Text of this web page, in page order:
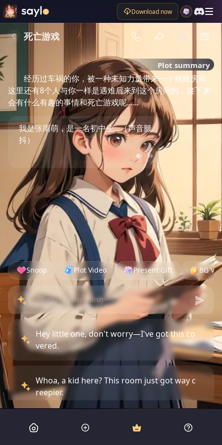
Download now
死亡游戏
Plot summary
经历过车祸的你，被一种未知力量带来一个精致房间，
这里还有8个人与你一样是遇难后来到这个房间的，接下来
会有什么有趣的事情和死亡游戏呢......
我是张雨萌，是一名初中生...（声音颤
抖）
Snoop Plot Video Present Gift BG
Hey little one, don't worry—I've got this co
vered.
Whoa, a kid here? This room just got way c
reepier.